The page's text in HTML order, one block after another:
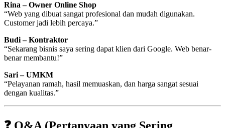
Rina – Owner Online Shop
“Web yang dibuat sangat profesional dan mudah digunakan.
Customer jadi lebih percaya.”
Budi – Kontraktor
“Sekarang bisnis saya sering dapat klien dari Google. Web benar-
benar membantu!”
Sari – UMKM
“Pelayanan ramah, hasil memuaskan, dan harga sangat sesuai
dengan kualitas.”